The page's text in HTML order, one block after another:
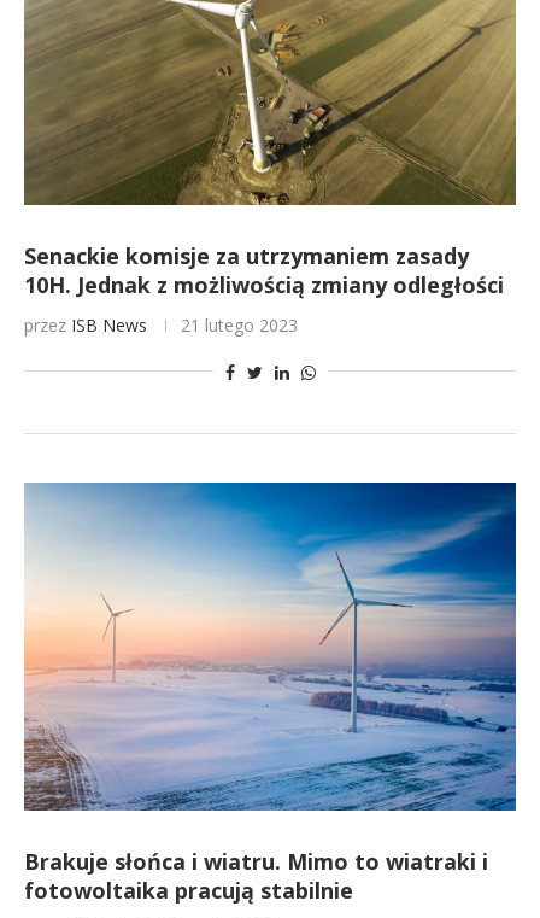
Senackie komisje za utrzymaniem zasady
10H. Jednak z możliwością zmiany odległości
przez ISB News 21 lutego 2023
Brakuje słońca i wiatru. Mimo to wiatraki i
fotowoltaika pracują stabilnie